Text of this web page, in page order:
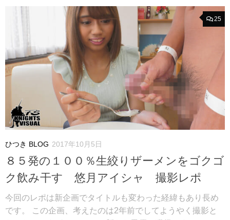
25
ひつき BLOG 2017年10月5日
８５発の１００％生絞りザーメンをゴクゴ
ク飲み干す 悠月アイシャ 撮影レポ
今回のレポは新企画でタイトルも変わった経緯もあり長め
です。 この企画、考えたのは2年前でしてようやく撮影と